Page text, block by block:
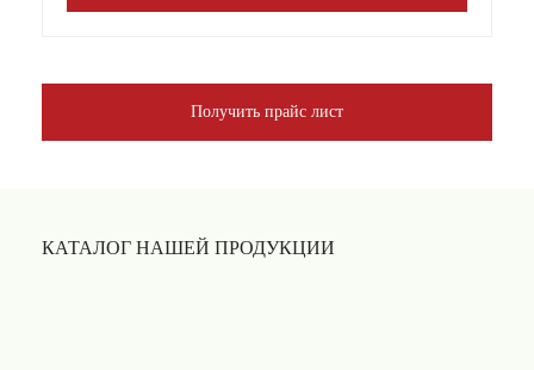
Получить прайс лист
КАТАЛОГ НАШЕЙ ПРОДУКЦИИ